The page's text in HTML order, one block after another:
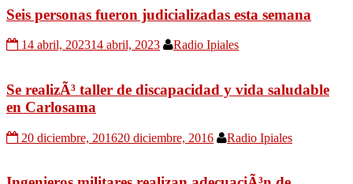
Seis personas fueron judicializadas esta semana
14 abril, 202314 abril, 2023 Radio Ipiales
Se realizÃ³ taller de discapacidad y vida saludable
en Carlosama
20 diciembre, 201620 diciembre, 2016 Radio Ipiales